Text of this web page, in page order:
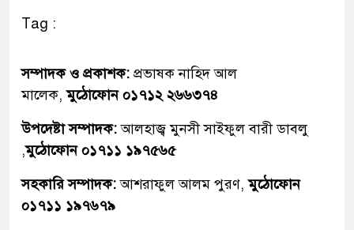
Tag :
সম্পাদক ও প্রকাশক: প্রভাষক নাহিদ আল
মালেক,মুঠোফোন ০১৭১২ ২৬৬৩৭৪
উপদেষ্টা সম্পাদক:আলহাজ্ব মুনসী সাইফুল বারী ডাবলু
,মুঠোফোন ০১৭১১ ১৯৭৫৬৫
সহকারি সম্পাদক:আশরাফুল আলম পুরণ,মুঠোফোন
০১৭১১ ১৯৭৬৭৯